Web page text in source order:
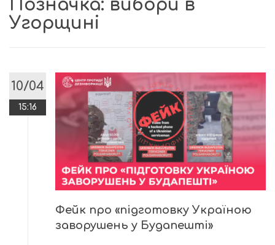
Позначка: вибори в
Угорщині
10/04
15:16
Фейк про «підготовку Україною
заворушень у Будапешті»